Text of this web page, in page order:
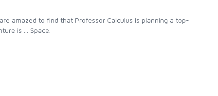
amazed to find that Professor Calculus is planning a top-
is ... Space.